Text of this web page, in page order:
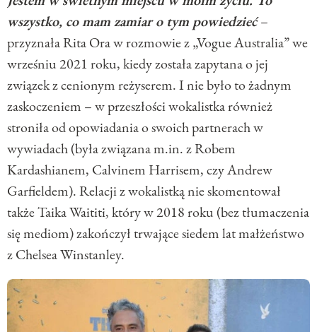
wszystko, co mam zamiar o tym powiedzieć –
przyznała Rita Ora w rozmowie z „Vogue Australia” we
wrześniu 2021 roku, kiedy została zapytana o jej
związek z cenionym reżyserem. I nie było to żadnym
zaskoczeniem – w przeszłości wokalistka również
stroniła od opowiadania o swoich partnerach w
wywiadach (była związana m.in. z Robem
Kardashianem, Calvinem Harrisem, czy Andrew
Garfieldem). Relacji z wokalistką nie skomentował
także Taika Waititi, który w 2018 roku (bez tłumaczenia
się mediom) zakończył trwające siedem lat małżeństwo
z Chelsea Winstanley.